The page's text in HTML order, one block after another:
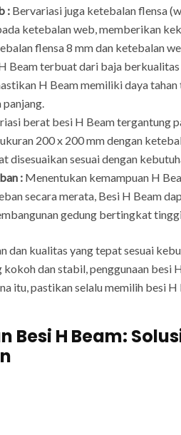
:Bervariasi juga ketebalan flensa
ketebalan web, memberikan
flensa 8 mm dan ketebalan
Beam terbuat dari baja berkualitas
H Beam memiliki daya
panjang.
berat besi H Beam tergantung
200 x 200 mm dengan
disesuaikan sesuai dengan
:Menentukan kemampuan H
secara merata, Besi H Beam
gedung bertingkat
dan kualitas yang tepat sesuai
dan stabil, penggunaan besi
itu, pastikan selalu memilih besi
Besi H Beam: